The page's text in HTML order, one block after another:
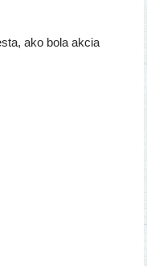
ako bola akcia